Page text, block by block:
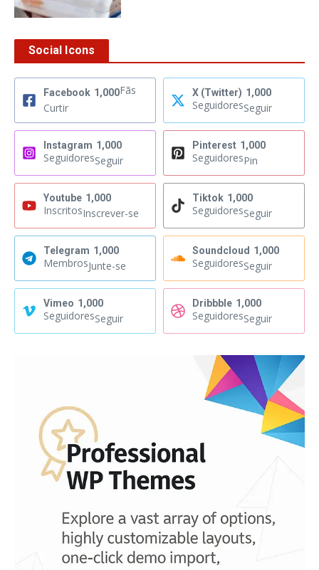
Social Icons
Facebook 1,000Fãs
Curtir
X (Twitter) 1,000
SeguidoresSeguir
Instagram 1,000
SeguidoresSeguir
Pinterest 1,000
SeguidoresPin
Youtube 1,000
InscritosInscrever-se
Tiktok 1,000
SeguidoresSeguir
Telegram 1,000
MembrosJunte-se
Soundcloud 1,000
SeguidoresSeguir
Vimeo 1,000
SeguidoresSeguir
Dribbble 1,000
SeguidoresSeguir